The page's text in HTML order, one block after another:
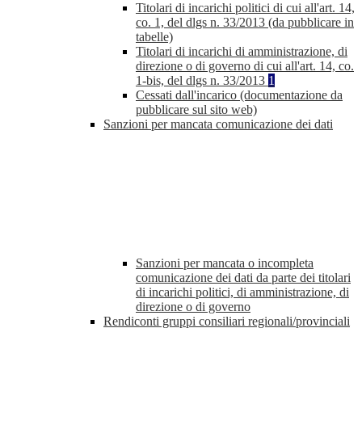
Titolari di incarichi politici di cui all'art. 14,
co. 1, del dlgs n. 33/2013 (da pubblicare in
tabelle)
Titolari di incarichi di amministrazione, di
direzione o di governo di cui all'art. 14, co.
1-bis, del dlgs n. 33/2013 1
Cessati dall'incarico (documentazione da
pubblicare sul sito web)
Sanzioni per mancata comunicazione dei dati
Sanzioni per mancata o incompleta
comunicazione dei dati da parte dei titolari
di incarichi politici, di amministrazione, di
direzione o di governo
Rendiconti gruppi consiliari regionali/provinciali